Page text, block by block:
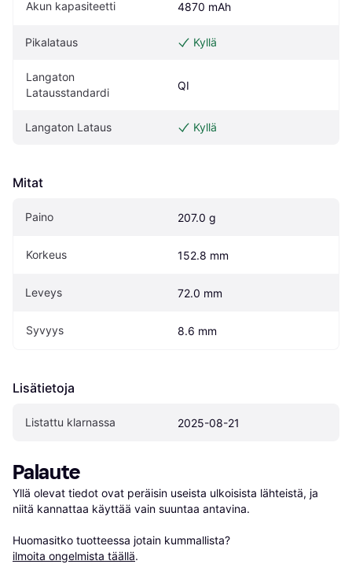
Akun kapasiteetti 4870 mAh
Pikalataus Kyllä
Langaton
Latausstandardi
QI
Langaton Lataus Kyllä
Mitat
Paino 207.0 g
Korkeus 152.8 mm
Leveys 72.0 mm
Syvyys 8.6 mm
Lisätietoja
Listattu klarnassa 2025-08-21
Palaute
Yllä olevat tiedot ovat peräisin useista ulkoisista lähteistä, ja
niitä kannattaa käyttää vain suuntaa antavina.
Huomasitko tuotteessa jotain kummallista?
ilmoita ongelmista täällä.